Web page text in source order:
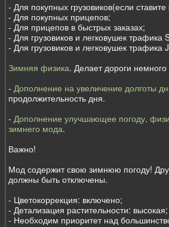
- Для покупных грузовиков(если
- Для покупных прицепов;
- Для прицепов в быстрых заказах;
- Для грузовиков и легковушек трафика
- Для грузовиков и легковушек трафика
Зимняя физика. Делает дороги
-Дополнение на увеличение долготы
продолжительность дня.
-Дополнение улучшающее погоду,
зимнего мода.
Важно!
Мод содержит свою зимнюю погоду!
должны быть отключены.
- Цветокоррекция: включено;
- Детализация растительности: высокая;
- Необходим приоритет над